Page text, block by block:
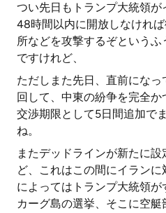
つい先日もトランプ大統領
48時間以内に開放しなけれ
所などを攻撃するぞという
ですけれど、
ただしまた先日、直前にな
回して、中東の紛争を完全
交渉期限として5日間追加で
ね。
またデッドラインが新たに
ど、これはこの間にイラン
によってはトランプ大統領
カーグ島の選挙、そこに空